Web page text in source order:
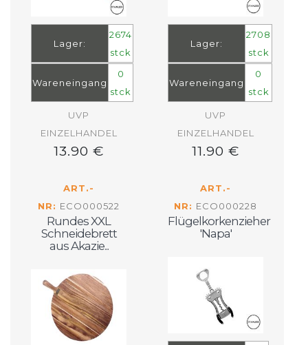
Lager:
2674
stck
Wareneingang
0
stck
UVP
EINZELHANDEL
13.90 €
Lager:
2708
stck
Wareneingang
0
stck
UVP
EINZELHANDEL
11.90 €
ART.-
NR: ECO000522
Rundes XXL
Schneidebrett
aus Akazie...
ART.-
NR: ECO000228
Flügelkorkenzieher
'Napa'